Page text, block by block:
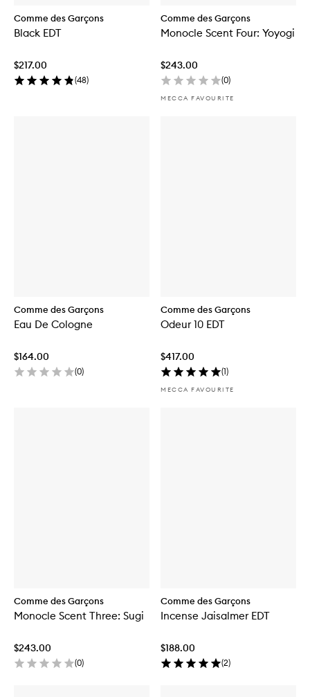
Comme des Garçons
Black EDT
$217.00
(48)
Comme des Garçons
Monocle Scent Four: Yoyogi
$243.00
(0)
MECCA FAVOURITE
Comme des Garçons
Eau De Cologne
$164.00
(0)
Comme des Garçons
Odeur 10 EDT
$417.00
(1)
MECCA FAVOURITE
Comme des Garçons
Monocle Scent Three: Sugi
$243.00
(0)
Comme des Garçons
Incense Jaisalmer EDT
$188.00
(2)